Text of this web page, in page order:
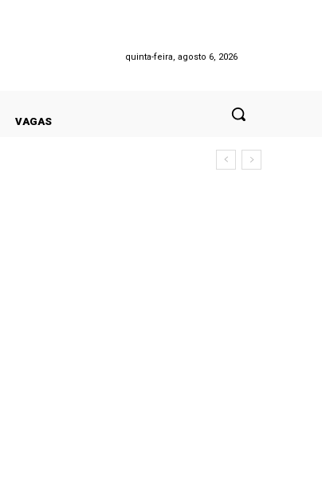
quinta-feira, agosto 6, 2026
VAGAS